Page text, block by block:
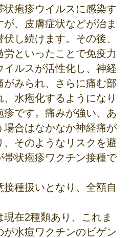
状疱疹ウイルスに感染す
、皮膚症状などが治ま
し続けます。その後、
といったことで免疫力
イルスが活性化し、神経
みられ、さらに痛む部
水疱化するようになり
疹です。痛みが強い、あ
場合はなかなか神経痛が
、そのようなリスクを避
帯状疱疹ワクチン接種で
種扱いとなり、全額自
在2種類あり、これま
が水痘ワクチンのビゲン